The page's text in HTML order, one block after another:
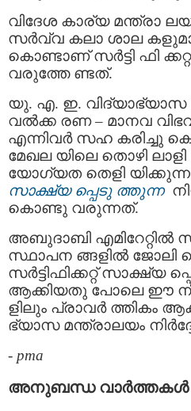
വിദേശ കാര്യ മന്ത്രാ
സർവ്വ കലാ ശാല
കൊണ്ടാണ് സർട്ടി ഫി
വരുത്തേ ണ്ടത്.
യു. എ. ഇ. വിദ്യാഭ്യാസ
വൽക്ക രണ – മാനവ
എന്നിവര്‍ സഹ കരിച്ചു
മേഖല യിലെ തൊഴി
യോഗ്യത തെളി യിക്കുന്ന
സാക്ഷ്യ പ്പെടു ത്തുന്ന
കൊണ്ടു വരുന്നത്.
അബുദാബി എമിറേറ്റിൽ
സ്ഥാപന ങ്ങളില്‍ ജോലി
സർട്ടിഫിക്കറ്റ് സാക്ഷ്യ
ആക്കിയതു പോലെ ഈ
ളിലും പ്രാവര്‍ ത്തികം
ഭ്യാസ മന്ത്രാലയം
- pma
അനുബന്ധ വാര്‍ത്തകള്‍